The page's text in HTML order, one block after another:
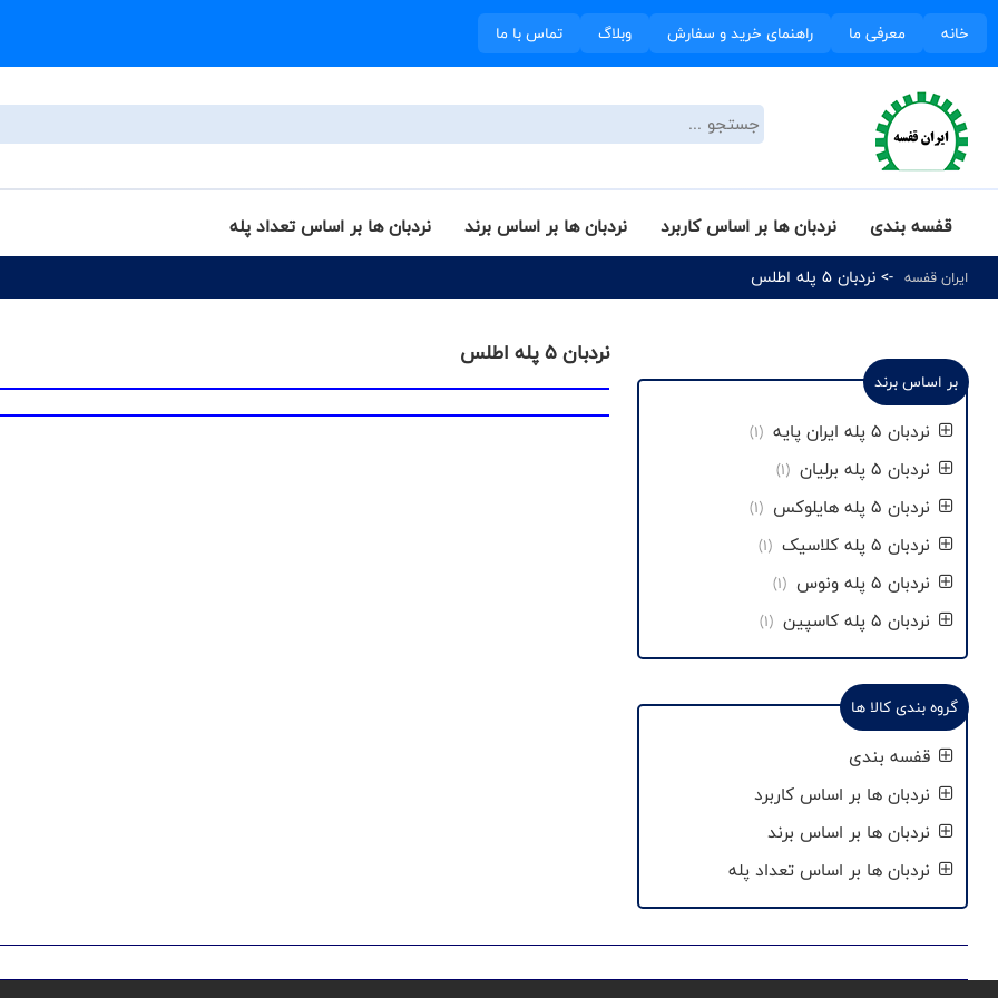
خانه معرفی ما راهنمای خرید و سفارش وبلاگ تماس با ما
قفسه بندی نردبان ها بر اساس کاربرد نردبان ها بر اساس برند نردبان ها بر اساس تعداد پله
ایران قفسه -> نردبان 5 پله اطلس
نردبان 5 پله اطلس
بر اساس برند
نردبان 5 پله ایران پایه (1)
نردبان 5 پله برلیان (1)
نردبان 5 پله هایلوکس (1)
نردبان 5 پله کلاسیک (1)
نردبان 5 پله ونوس (1)
نردبان 5 پله کاسپین (1)
گروه بندی کالا ها
قفسه بندی
نردبان ها بر اساس کاربرد
نردبان ها بر اساس برند
نردبان ها بر اساس تعداد پله